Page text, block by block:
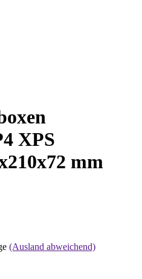
XPS
mm
(Ausland abweichend)